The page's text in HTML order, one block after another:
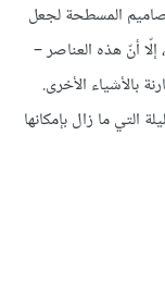
المسطحة لجعل
أنّ هذه العناصر –
بالأشياء الأخرى.
التي ما زال بإمكانها